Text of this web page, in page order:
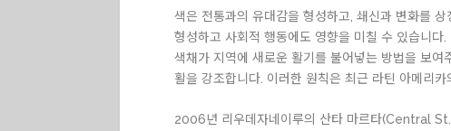
색은 전통과의 유대감을 형성하고, 쇄신과 변화를
형성하고 사회적 행동에도 영향을 미칠 수 있습니
색채가 지역에 새로운 활기를 불어넣는 방법을 보
활을 강조합니다. 이러한 원칙은 최근 라틴 아메리
2006년 리우데자네이루의 산타 마르타(Central